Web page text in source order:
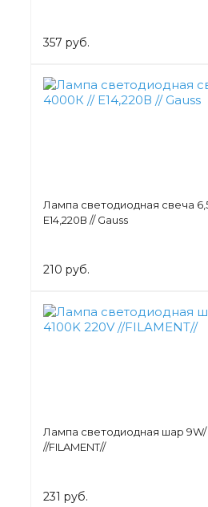
357 руб.
Лампа светодиодная свеча
Е14,220В // Gauss
210 руб.
Лампа светодиодная шар 9W/
//FILAMENT//
231 руб.